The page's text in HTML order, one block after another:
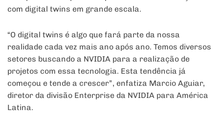
com digital twins em grande escala.
“O digital twins é algo que fará parte da nossa
realidade cada vez mais ano após ano. Temos diversos
setores buscando a NVIDIA para a realização de
projetos com essa tecnologia. Esta tendência já
começou e tende a crescer”, enfatiza Marcio Aguiar,
diretor da divisão Enterprise da NVIDIA para América
Latina.